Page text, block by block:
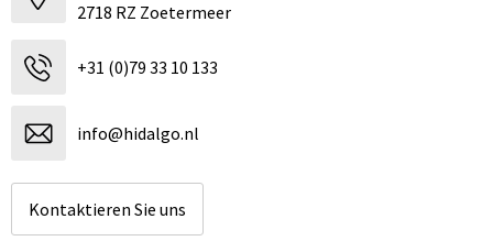
2718 RZ Zoetermeer
+31 (0)79 33 10 133
info@hidalgo.nl
Kontaktieren Sie uns